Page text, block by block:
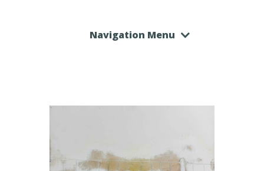
Navigation Menu